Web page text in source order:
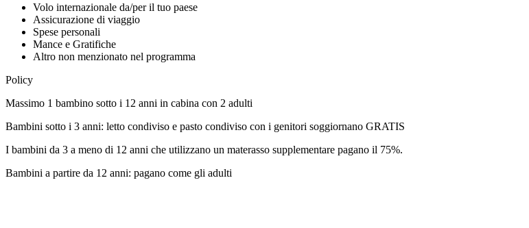
Volo internazionale da/per il tuo paese
Assicurazione di viaggio
Spese personali
Mance e Gratifiche
Altro non menzionato nel programma
Policy
Massimo 1 bambino sotto i 12 anni in cabina con 2 adulti
Bambini sotto i 3 anni: letto condiviso e pasto condiviso con i genitori soggiornano GRATIS
I bambini da 3 a meno di 12 anni che utilizzano un materasso supplementare pagano il 75%.
Bambini a partire da 12 anni: pagano come gli adulti